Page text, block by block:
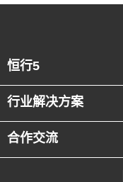
恒行5
行业解决方案
合作交流